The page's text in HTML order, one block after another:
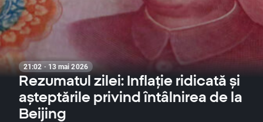
21:02 · 13 mai 2026
Rezumatul zilei: Inflație ridicată și
așteptările privind întâlnirea de la
Beijing